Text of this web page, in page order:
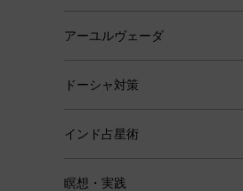
アーユルヴェーダ
ドーシャ対策
インド占星術
瞑想・実践